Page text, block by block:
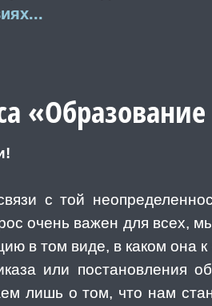
с той
очень важен для
в том виде, в каком она
или постановления
лишь о том, что нам